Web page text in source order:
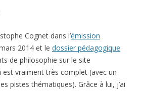
Cognet dans l’émission
2014 et le dossier pédagogique
de philosophie sur le site
vraiment très complet (avec un
pistes thématiques). Grâce à lui, j’ai